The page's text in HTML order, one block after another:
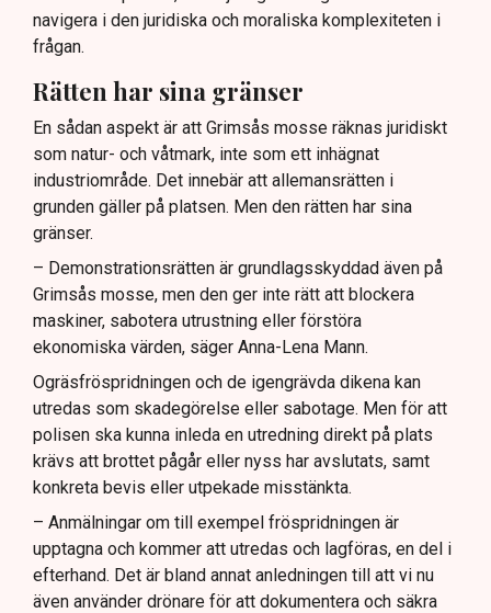
navigera i den juridiska och moraliska komplexiteten i
frågan.
Rätten har sina gränser
En sådan aspekt är att Grimsås mosse räknas juridiskt
som natur- och våtmark, inte som ett inhägnat
industriområde. Det innebär att allemansrätten i
grunden gäller på platsen. Men den rätten har sina
gränser.
– Demonstrationsrätten är grundlagsskyddad även på
Grimsås mosse, men den ger inte rätt att blockera
maskiner, sabotera utrustning eller förstöra
ekonomiska värden, säger Anna-Lena Mann.
Ogräsfröspridningen och de igengrävda dikena kan
utredas som skadegörelse eller sabotage. Men för att
polisen ska kunna inleda en utredning direkt på plats
krävs att brottet pågår eller nyss har avslutats, samt
konkreta bevis eller utpekade misstänkta.
– Anmälningar om till exempel fröspridningen är
upptagna och kommer att utredas och lagföras, en del i
efterhand. Det är bland annat anledningen till att vi nu
även använder drönare för att dokumentera och säkra